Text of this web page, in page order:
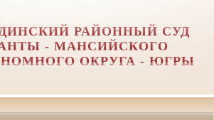
РАЙОННЫЙ СУД
- МАНСИЙСКОГО
ОКРУГА - ЮГРЫ